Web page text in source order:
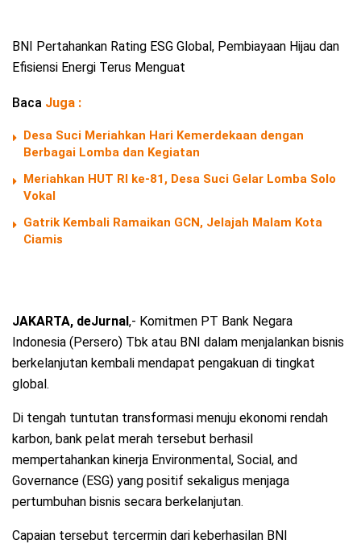
BNI Pertahankan Rating ESG Global, Pembiayaan Hijau dan
Efisiensi Energi Terus Menguat
Baca Juga :
Desa Suci Meriahkan Hari Kemerdekaan dengan
Berbagai Lomba dan Kegiatan
Meriahkan HUT RI ke-81, Desa Suci Gelar Lomba Solo
Vokal
Gatrik Kembali Ramaikan GCN, Jelajah Malam Kota
Ciamis
JAKARTA, deJurnal ,- Komitmen PT Bank Negara
Indonesia (Persero) Tbk atau BNI dalam menjalankan bisnis
berkelanjutan kembali mendapat pengakuan di tingkat
global.
Di tengah tuntutan transformasi menuju ekonomi rendah
karbon, bank pelat merah tersebut berhasil
mempertahankan kinerja Environmental, Social, and
Governance (ESG) yang positif sekaligus menjaga
pertumbuhan bisnis secara berkelanjutan.
Capaian tersebut tercermin dari keberhasilan BNI